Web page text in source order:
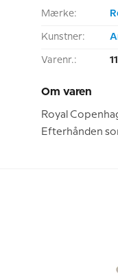
Mærke:
Kunstner:
Varenr.:
Om varen
Royal
Efterhånden